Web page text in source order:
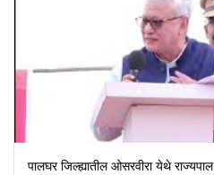
पालघर जिल्ह्यातील ओसरवीरा येथे